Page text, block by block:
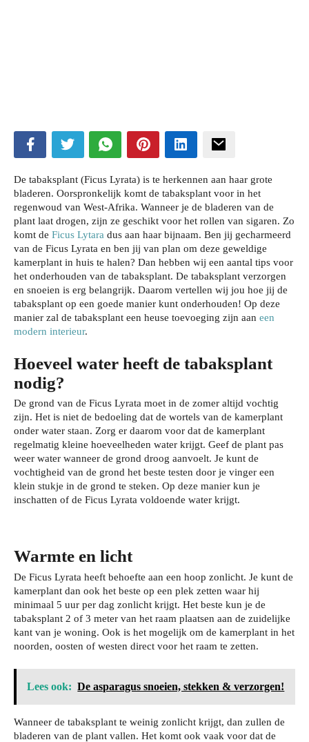
De tabaksplant (Ficus Lyrata) is te herkennen aan haar grote
bladeren. Oorspronkelijk komt de tabaksplant voor in het
regenwoud van West-Afrika. Wanneer je de bladeren van de
plant laat drogen, zijn ze geschikt voor het rollen van sigaren. Zo
komt de Ficus Lytara dus aan haar bijnaam. Ben jij gecharmeerd
van de Ficus Lyrata en ben jij van plan om deze geweldige
kamerplant in huis te halen? Dan hebben wij een aantal tips voor
het onderhouden van de tabaksplant. De tabaksplant verzorgen
en snoeien is erg belangrijk. Daarom vertellen wij jou hoe jij de
tabaksplant op een goede manier kunt onderhouden! Op deze
manier zal de tabaksplant een heuse toevoeging zijn aan een
modern interieur.
Hoeveel water heeft de tabaksplant
nodig?
De grond van de Ficus Lyrata moet in de zomer altijd vochtig
zijn. Het is niet de bedoeling dat de wortels van de kamerplant
onder water staan. Zorg er daarom voor dat de kamerplant
regelmatig kleine hoeveelheden water krijgt. Geef de plant pas
weer water wanneer de grond droog aanvoelt. Je kunt de
vochtigheid van de grond het beste testen door je vinger een
klein stukje in de grond te steken. Op deze manier kun je
inschatten of de Ficus Lyrata voldoende water krijgt.
Warmte en licht
De Ficus Lyrata heeft behoefte aan een hoop zonlicht. Je kunt de
kamerplant dan ook het beste op een plek zetten waar hij
minimaal 5 uur per dag zonlicht krijgt. Het beste kun je de
tabaksplant 2 of 3 meter van het raam plaatsen aan de zuidelijke
kant van je woning. Ook is het mogelijk om de kamerplant in het
noorden, oosten of westen direct voor het raam te zetten.
Lees ook: De asparagus snoeien, stekken & verzorgen!
Wanneer de tabaksplant te weinig zonlicht krijgt, dan zullen de
bladeren van de plant vallen. Het komt ook vaak voor dat de